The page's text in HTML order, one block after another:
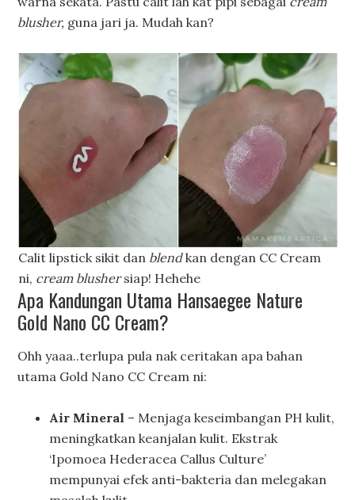
blusher, guna jari ja. Mudah kan?
Calit lipstick sikit dan blendkan dengan CC Cream
ni, cream blushersiap! Hehehe
Apa Kandungan Utama Hansaegee Nature
Gold Nano CC Cream?
Ohh yaaa..terlupa pula nak ceritakan apa bahan
utama Gold Nano CC Cream ni:
Air Mineral – Menjaga keseimbangan PH kulit,
meningkatkan keanjalan kulit. Ekstrak
‘Ipomoea Hederacea Callus Culture’
mempunyai efek anti-bakteria dan melegakan